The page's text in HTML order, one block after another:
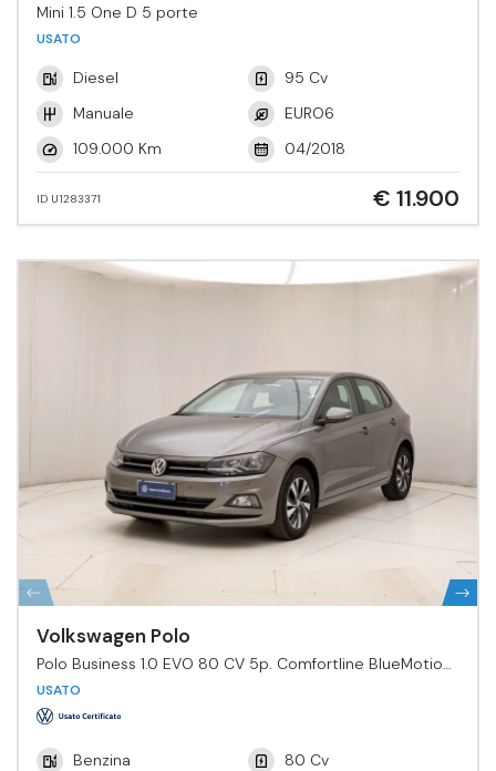
Mini 1.5 One D 5 porte
USATO
Diesel
95 Cv
Manuale
EURO6
109.000 Km
04/2018
ID U1283371 € 11.900
Volkswagen Polo
Polo Business 1.0 EVO 80 CV 5p. Comfortline BlueMotion
Tech.
USATO
Benzina
80 Cv